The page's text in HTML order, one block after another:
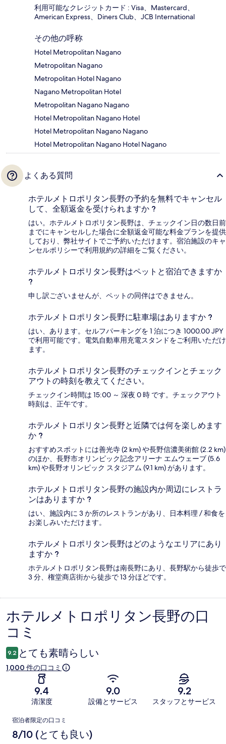
利用可能なクレジットカード : Visa、Mastercard、
American Express、Diners Club、JCB International
その他の呼称
Hotel Metropolitan Nagano
Metropolitan Nagano
Metropolitan Hotel Nagano
Nagano Metropolitan Hotel
Metropolitan Nagano Nagano
Hotel Metropolitan Nagano Hotel
Hotel Metropolitan Nagano Nagano
Hotel Metropolitan Nagano Hotel Nagano
よくある質問
ホテルメトロポリタン長野の予約を無料でキャンセル
して、全額返金を受けられますか ?
はい。ホテルメトロポリタン長野は、チェックイン日の数日前
までにキャンセルした場合に全額返金可能な料金プランを提供
しており、弊社サイトでご予約いただけます。宿泊施設のキャ
ンセルポリシーで利用規約の詳細をご覧ください。
ホテルメトロポリタン長野はペットと宿泊できますか
?
申し訳ございませんが、ペットの同伴はできません。
ホテルメトロポリタン長野に駐車場はありますか ?
はい、あります。セルフパーキングを 1 泊につき 1000.00 JPY
で利用可能です。電気自動車用充電スタンドをご利用いただけ
ます。
ホテルメトロポリタン長野のチェックインとチェック
アウトの時刻を教えてください。
チェックイン時間は 15:00 ～ 深夜 0 時 です。チェックアウト
時刻は、正午です。
ホテルメトロポリタン長野と近隣では何を楽しめます
か ?
おすすめスポットには善光寺 (2 km) や長野信濃美術館 (2.2 km)
のほか、長野市オリンピック記念アリーナ エムウェーブ (5.6
km) や長野オリンピック スタジアム (9.1 km) があります。
ホテルメトロポリタン長野の施設内か周辺にレストラ
ンはありますか ?
はい、施設内に 3 か所のレストランがあり、日本料理 / 和食を
お楽しみいただけます。
ホテルメトロポリタン長野はどのようなエリアにあり
ますか ?
ホテルメトロポリタン長野は南長野にあり、長野駅から徒歩で
3 分、権堂商店街から徒歩で 13 分ほどです。
口
コ
ミ
ホテルメトロポリタン長野の口
コミ
9.2 とても素晴らしい
1,000 件の口コミ
9.4
清潔度
9.0
設備とサービス
9.2
スタッフとサービス
口
コ
宿泊者限定の口コミ
8/10 (とても良い)